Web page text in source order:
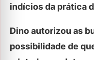
indícios da prática
Dino autorizou as
possibilidade de